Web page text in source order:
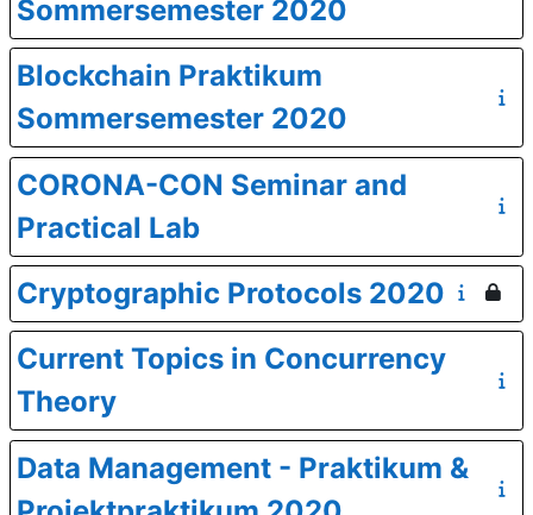
Sommersemester 2020
Blockchain Praktikum
Sommersemester 2020
CORONA-CON Seminar and
Practical Lab
Cryptographic Protocols 2020
Current Topics in Concurrency
Theory
Data Management - Praktikum &